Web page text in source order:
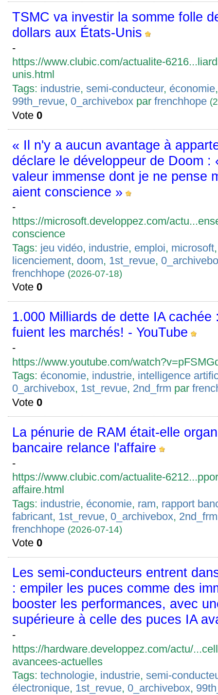
TSMC va investir la somme folle
dollars aux États-Unis
-
https://www.clubic.com/actualite-
unis.html
Tags: industrie,semi-conducteur, économie
99th_revue,0_archivebox parfrenchhope
Vote0
« Il n'y a aucun avantage à
déclare le développeur de Doom :
valeur immense dont je ne pense
aient conscience »
-
https://microsoft.developpez.com/
conscience
Tags: jeu vidéo, industrie, emploi, microsoft
licenciement, doom, 1st_revue,
frenchhope (2026-07-18)
Vote0
1.000 Milliards de dette IA cachée
fuient les marchés! - YouTube
-
https://www.youtube.com/
Tags: économie, industrie, intelligence
0_archivebox, 1st_revue, 2nd_frm par
Vote0
La pénurie de RAM était-elle
bancaire relance l'affaire
-
https://www.clubic.com/actualite-
affaire.html
Tags: industrie, économie, ram, rapport
fabricant, 1st_revue,0_archivebox, 2nd_frm
frenchhope (2026-07-14)
Vote0
Les semi-conducteurs entrent
: empiler les puces comme des
booster les performances, avec
supérieure à celle des puces IA
-
https://hardware.developpez.com/actu/
avancees-actuelles
Tags:technologie, industrie,semi-
électronique, 1st_revue,0_archivebox,